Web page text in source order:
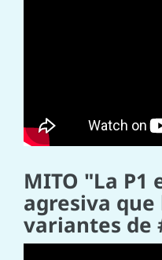
MITO "La P1
agresiva que
variantes de